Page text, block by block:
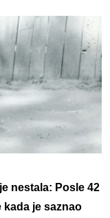
nestala: Posle 42
kada je saznao